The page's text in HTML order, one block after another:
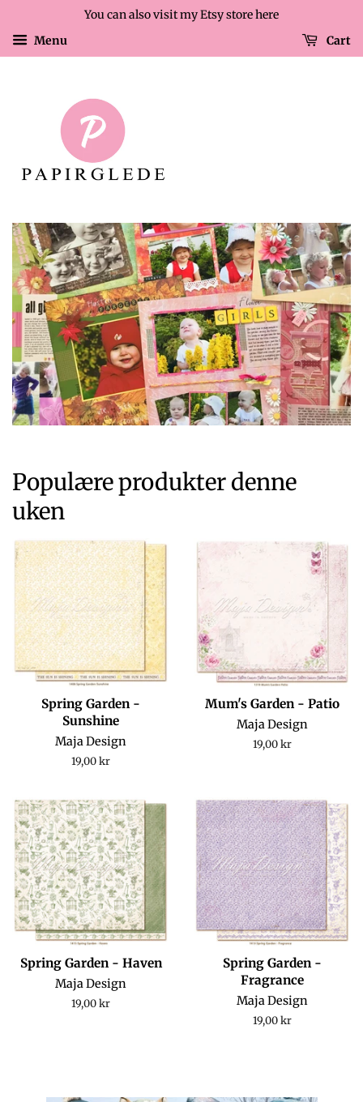
You can also visit my Etsy store here
Menu
Cart
Populære produkter denne
uken
Spring Garden -
Sunshine
Maja Design
Regular
19,00 kr
Mum's Garden - Patio
Maja Design
Regular
19,00 kr
Spring Garden - Haven
Maja Design
Regular
19,00 kr
Spring Garden -
Fragrance
Maja Design
Regular
19,00 kr